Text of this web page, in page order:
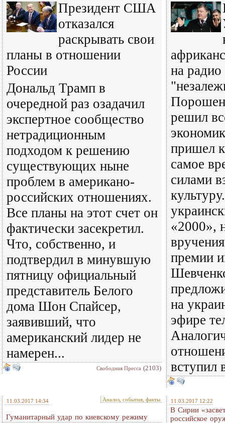
Президент США
отказался
раскрывать свои
планы в отношении
России
Дональд Трамп в
очередной раз озадачил
экспертное сообщество
нетрадиционным
подходом к решению
существующих ныне
проблем в американо-
российских отношениях.
Все планы на этот счет он
фактически засекретил.
Что, собственно, и
подтвердил в минувшую
пятницу официальный
представитель Белого
дома Шон Спайсер,
заявивший, что
американский лидер не
намерен...
Свободная Пресса (2103)
на радио
решил
пришел
самое
силами
«2000»,
премии
на
эфире
вступил
11.03.2017 14:34 Анализ, события, факты
Гуманитарный удар по киевскому режиму
11.03.2017 12:22
В Сирии
российское